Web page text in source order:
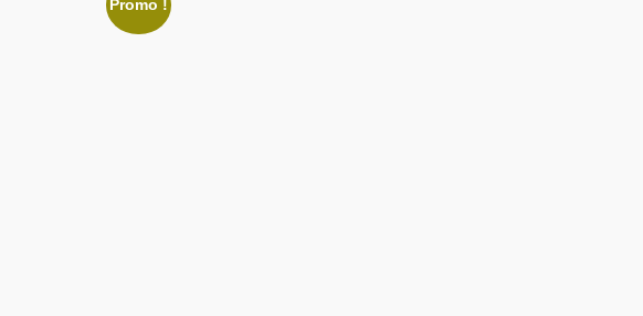
Promo !